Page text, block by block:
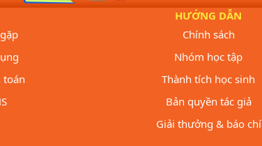
toán
HƯỚNG DẪN
Chính sách
Nhóm học tập
Thành tích học sinh
Bản quyền tác giả
Giải thưởng & báo chí